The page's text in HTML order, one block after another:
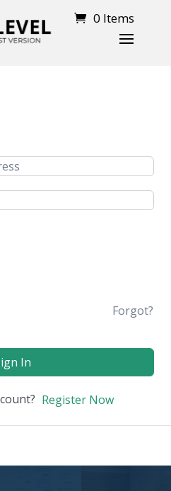
0 Items
Forgot?
In
Register Now